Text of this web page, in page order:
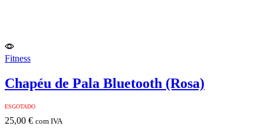
Fitness
Chapéu de Pala Bluetooth (Rosa)
ESGOTADO
25,00 € com IVA